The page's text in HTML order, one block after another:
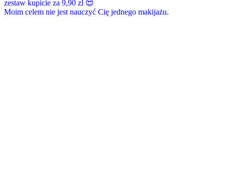
Moim celem nie jest nauczyć Cię jednego makijażu.